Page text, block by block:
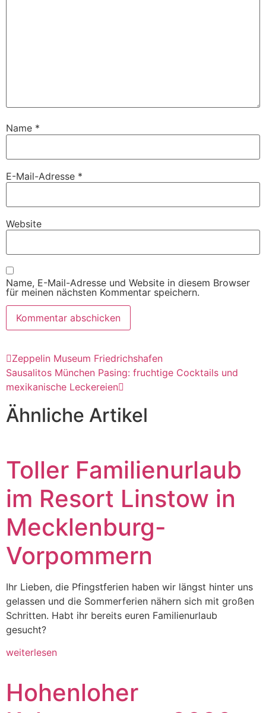
Name *
E-Mail-Adresse *
Website
Name, E-Mail-Adresse und Website in diesem Browser
für meinen nächsten Kommentar speichern.
Zeppelin Museum Friedrichshafen
Sausalitos München Pasing: fruchtige Cocktails und
mexikanische Leckereien
Ähnliche Artikel
Toller Familienurlaub
im Resort Linstow in
Mecklenburg-
Vorpommern
Ihr Lieben, die Pfingstferien haben wir längst hinter uns
gelassen und die Sommerferien nähern sich mit großen
Schritten. Habt ihr bereits euren Familienurlaub
gesucht?
weiterlesen
Hohenloher